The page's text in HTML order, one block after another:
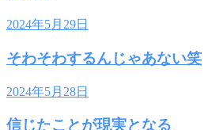
2024年5月29日
そわそわするんじゃあない笑
2024年5月28日
信じたことが現実となる